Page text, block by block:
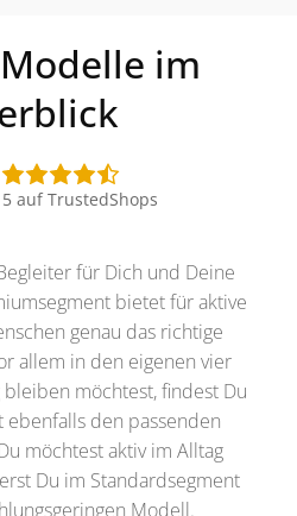
im
auf TrustedShops
für Dich und Deine
bietet für aktive
genau das richtige
allem in den eigenen vier
möchtest, findest Du
ebenfalls den passenden
möchtest aktiv im Alltag
Du im Standardsegment
Modell.